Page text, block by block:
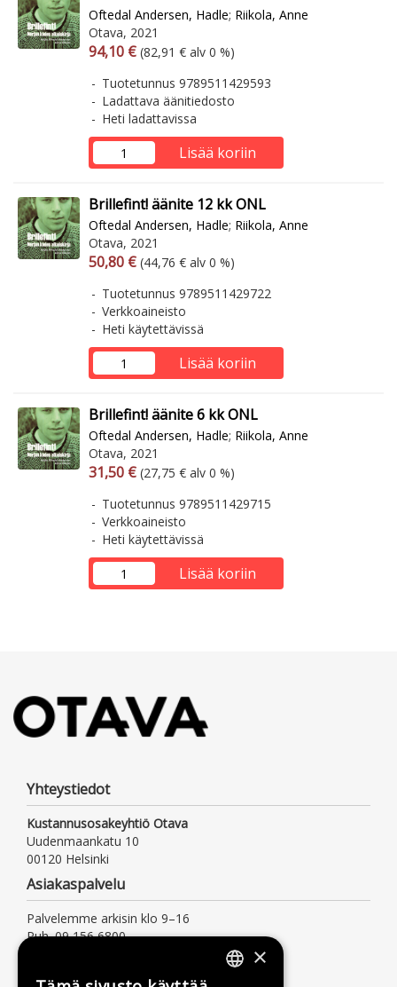
Oftedal Andersen, Hadle; Riikola, Anne
Otava, 2021
Arvonlisäverollinen hinta
94,10 € Arvonlisäveroton hinta
(82,91 € alv 0 %)
Tuotetunnus 9789511429593
Ladattava äänitiedosto
Heti ladattavissa
Lisää koriin
Brillefint! äänite 12 kk ONL
Oftedal Andersen, Hadle; Riikola, Anne
Otava, 2021
Arvonlisäverollinen hinta
50,80 € Arvonlisäveroton hinta
(44,76 € alv 0 %)
Tuotetunnus 9789511429722
Verkkoaineisto
Heti käytettävissä
Lisää koriin
Brillefint! äänite 6 kk ONL
Oftedal Andersen, Hadle; Riikola, Anne
Otava, 2021
Arvonlisäverollinen hinta
31,50 € Arvonlisäveroton hinta
(27,75 € alv 0 %)
Tuotetunnus 9789511429715
Verkkoaineisto
Heti käytettävissä
Lisää koriin
Yhteystiedot
Kustannusosakeyhtiö Otava
Uudenmaankatu 10
00120 Helsinki
Asiakaspalvelu
Palvelemme arkisin klo 9–16
Puh. 09 156 6800
×